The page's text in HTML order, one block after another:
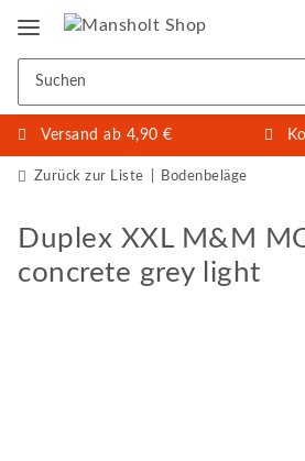
Versand ab 4,90 €
Zurück zur Liste Bodenbeläge
Duplex XXL M&M
concrete grey light